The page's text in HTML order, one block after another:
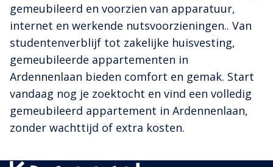
gemeubileerd en voorzien van apparatuur,
internet en werkende nutsvoorzieningen.. Van
studentenverblijf tot zakelijke huisvesting,
gemeubileerde appartementen in
Ardennenlaan bieden comfort en gemak. Start
vandaag nog je zoektocht en vind een volledig
gemeubileerd appartement in Ardennenlaan,
zonder wachttijd of extra kosten.